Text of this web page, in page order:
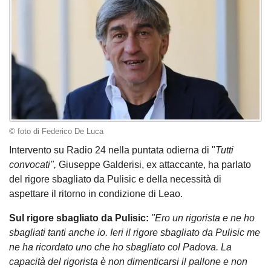
© foto di Federico De Luca
Intervento su Radio 24 nella puntata odierna di "Tutti
convocati", Giuseppe Galderisi, ex attaccante, ha parlato
del rigore sbagliato da Pulisic e della necessità di
aspettare il ritorno in condizione di Leao.
Sul rigore sbagliato da Pulisic: "Ero un rigorista e ne ho
sbagliati tanti anche io. Ieri il rigore sbagliato da Pulisic me
ne ha ricordato uno che ho sbagliato col Padova. La
capacità del rigorista è non dimenticarsi il pallone e non